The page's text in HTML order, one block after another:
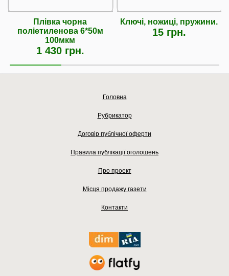
Плівка чорна
поліетиленова 6*50м
100мкм
1 430 грн.
Ключі, ножиці, пружини.
15 грн.
Головна
Рубрикатор
Договір публічної оферти
Правила публікації оголошень
Про проект
Місця продажу газети
Контакти